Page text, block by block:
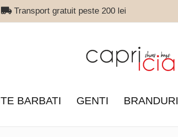
Transport gratuit peste 200 lei
BARBATI GENTI BRANDURI